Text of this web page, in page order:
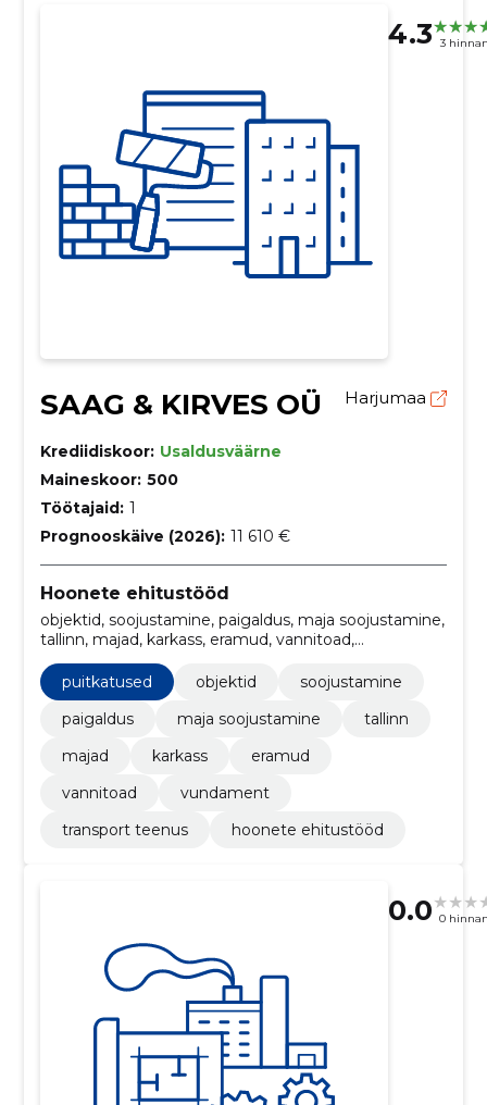
4.3 3
SAAG & KIRVES OÜ Harjumaa
Krediidiskoor: Usaldusväärne
Maineskoor: 500
Töötajaid: 1
Prognooskäive (2026): 11 610 €
Hoonete ehitustööd
objektid, soojustamine, paigaldus, maja soojustamine,
tallinn, majad, karkass, eramud, vannitoad,
vundament
puitkatused
objektid
soojustamine
paigaldus
maja soojustamine
tallinn
majad
karkass
eramud
vannitoad
vundament
transport teenus
hoonete ehitustööd
0.0 0